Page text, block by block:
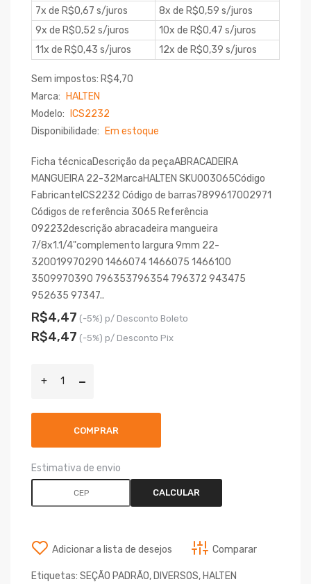
7x de R$0,67 s/juros
8x de R$0,59 s/juros
9x de R$0,52 s/juros
10x de R$0,47 s/juros
11x de R$0,43 s/juros
12x de R$0,39 s/juros
Sem impostos: R$4,70
Marca:
HALTEN
Modelo:
ICS2232
Disponibilidade:
Em estoque
Ficha técnicaDescrição da peçaABRACADEIRA
MANGUEIRA 22-32MarcaHALTEN SKU003065Código
FabricanteICS2232 Código de barras7899617002971
Códigos de referência 3065 Referência
092232descrição abracadeira mangueira
7/8x1.1/4"complemento largura 9mm 22-
320019970290 1466074 1466075 1466100
3509970390 796353796354 796372 943475
952635 97347..
R$4,47 (-5%) p/ Desconto Boleto
R$4,47 (-5%) p/ Desconto Pix
COMPRAR
Estimativa de envio
CALCULAR
Adicionar a lista de desejos Comparar
Etiquetas: SEÇÃO PADRÃO, DIVERSOS, HALTEN